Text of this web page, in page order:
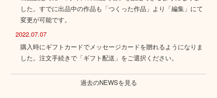
した。すでに出品中の作品も「つくった作品」より「編集」にて
変更が可能です。
2022.07.07
購入時にギフトカードでメッセージカードを贈れるようになりま
した。注文手続きで「ギフト配送」をご選択ください。
過去のNEWSを見る